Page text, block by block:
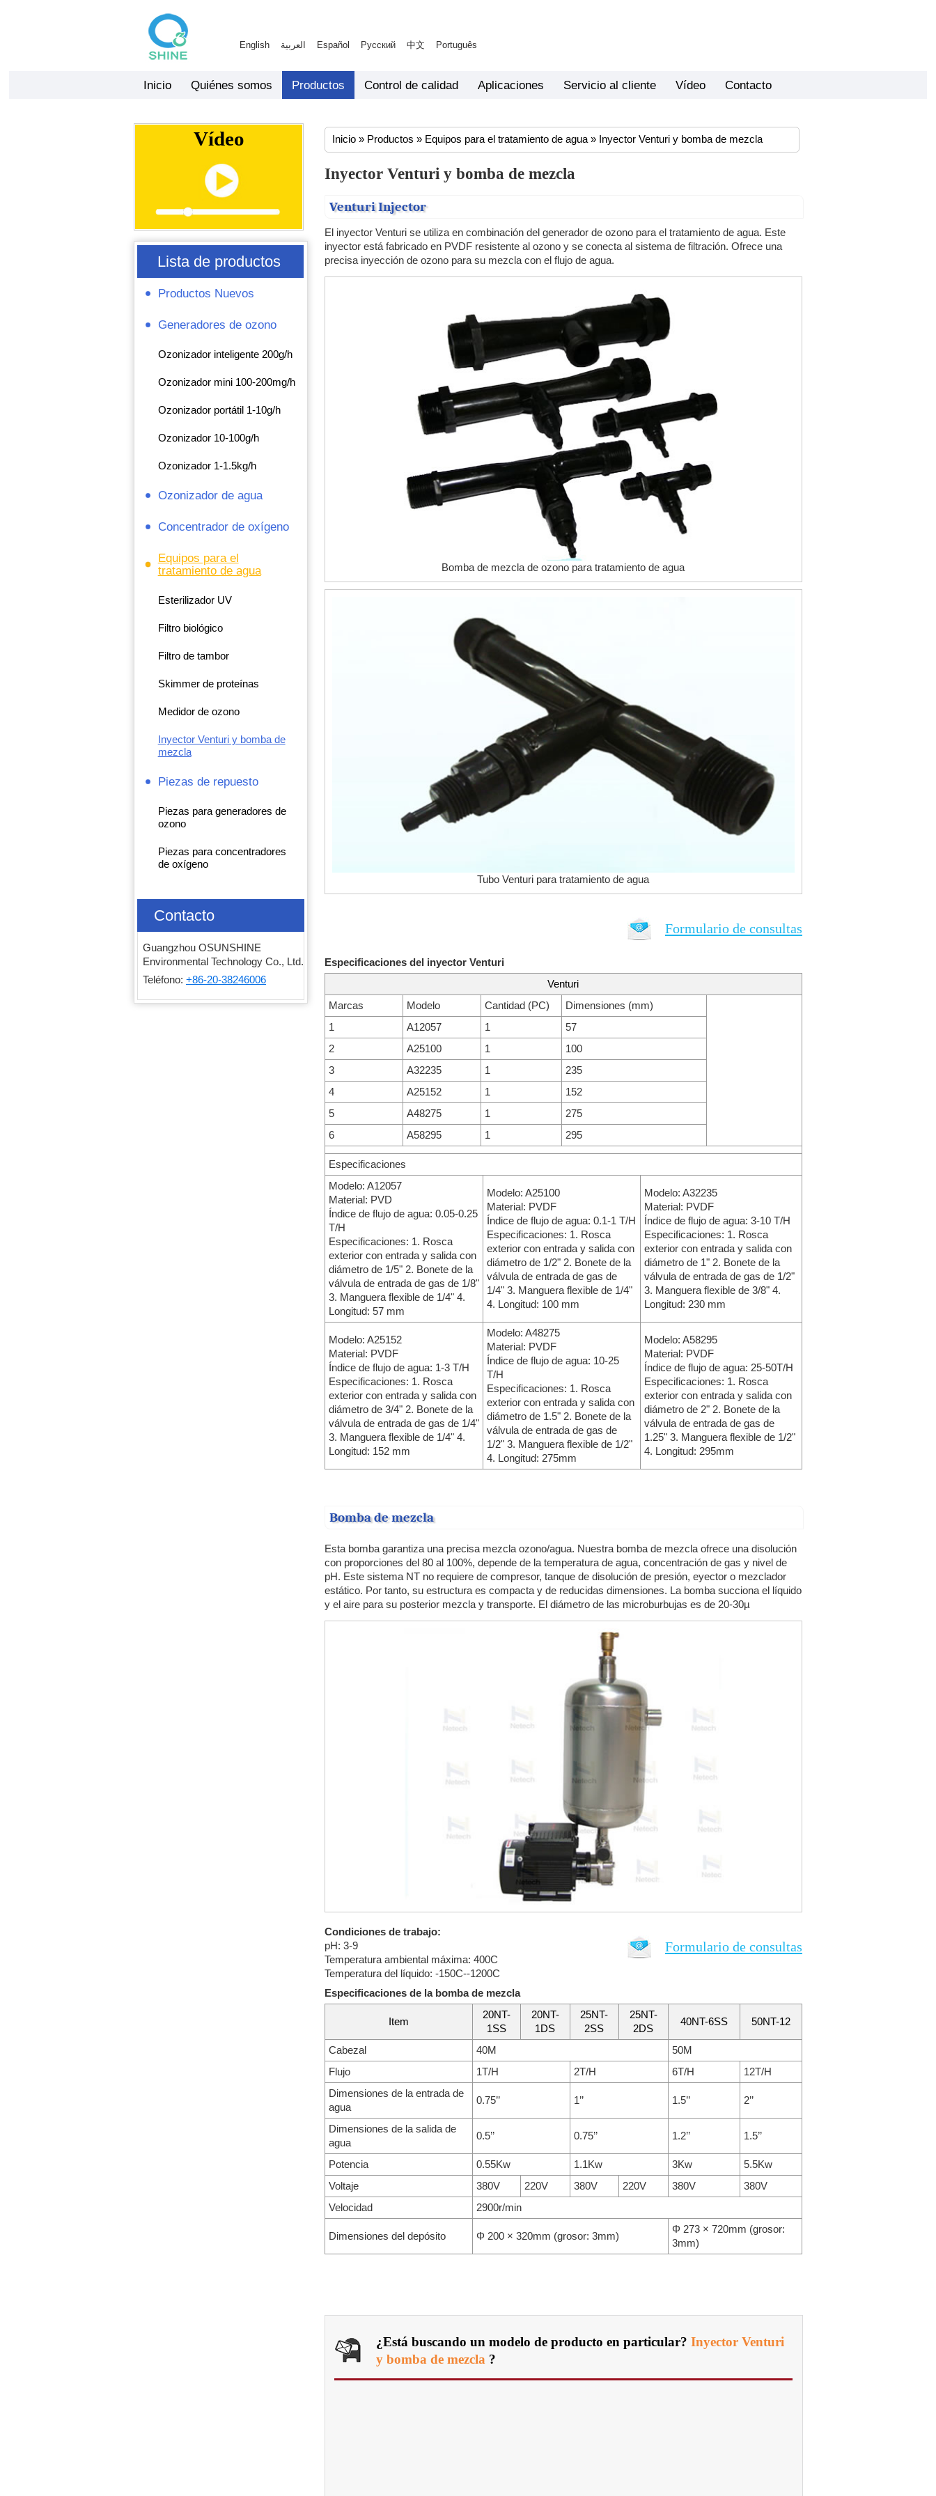
English العربية Español Русский 中文 Português
Inicio Quiénes somos Productos Control de calidad Aplicaciones Servicio al cliente Vídeo Contacto
Vídeo Inicio» Productos » Equipos para el tratamiento de agua» Inyector Venturi y bomba de mezcla
Inyector Venturi y bomba de mezcla
Venturi Injector
El inyector Venturi se utiliza en combinación del generador de ozono para el tratamiento de agua. Este
inyector está fabricado en PVDF resistente al ozono y se conecta al sistema de filtración. Ofrece una
precisa inyección de ozono para su mezcla con el flujo de agua.
Bomba de mezcla de ozono para tratamiento de agua
Tubo Venturi para tratamiento de agua
Formulario de consultas
Especificaciones del inyector Venturi
Venturi
Marcas
Modelo Cantidad (PC)
Dimensiones (mm)
1
A12057 1
57
2
A25100 1
100
3
A32235 1
235
4
A25152 1
152
5
A48275 1
275
6
A58295 1 295
Especificaciones
Modelo: A12057
Material: PVD
Índice de flujo de agua: 0.05-0.25
T/H
Especificaciones: 1. Rosca
exterior con entrada y salida con
diámetro de 1/5" 2. Bonete de la
válvula de entrada de gas de 1/8"
3. Manguera flexible de 1/4" 4.
Longitud: 57 mm
Modelo: A25100
Material: PVDF
Índice de flujo de agua: 0.1-1 T/H
Especificaciones: 1. Rosca
exterior con entrada y salida con
diámetro de 1/2" 2. Bonete de la
válvula de entrada de gas de
1/4" 3. Manguera flexible de 1/4"
4. Longitud: 100 mm
Modelo: A32235
Material: PVDF
Índice de flujo de agua: 3-10 T/H
Especificaciones: 1. Rosca
exterior con entrada y salida con
diámetro de 1" 2. Bonete de la
válvula de entrada de gas de 1/2"
3. Manguera flexible de 3/8" 4.
Longitud: 230 mm
Modelo: A25152
Material: PVDF
Índice de flujo de agua: 1-3 T/H
Especificaciones: 1. Rosca
exterior con entrada y salida con
diámetro de 3/4" 2. Bonete de la
válvula de entrada de gas de 1/4"
3. Manguera flexible de 1/4" 4.
Longitud: 152 mm
Modelo: A48275
Material: PVDF
Índice de flujo de agua: 10-25
T/H
Especificaciones: 1. Rosca
exterior con entrada y salida con
diámetro de 1.5" 2. Bonete de la
válvula de entrada de gas de
1/2" 3. Manguera flexible de 1/2"
4. Longitud: 275mm
Modelo: A58295
Material: PVDF
Índice de flujo de agua: 25-50T/H
Especificaciones: 1. Rosca
exterior con entrada y salida con
diámetro de 2" 2. Bonete de la
válvula de entrada de gas de
1.25" 3. Manguera flexible de 1/2"
4. Longitud: 295mm
Bomba de mezcla
Esta bomba garantiza una precisa mezcla ozono/agua. Nuestra bomba de mezcla ofrece una disolución
con proporciones del 80 al 100%, depende de la temperatura de agua, concentración de gas y nivel de
pH. Este sistema NT no requiere de compresor, tanque de disolución de presión, eyector o mezclador
estático. Por tanto, su estructura es compacta y de reducidas dimensiones. La bomba succiona el líquido
y el aire para su posterior mezcla y transporte. El diámetro de las microburbujas es de 20-30µ
Formulario de consultas
Condiciones de trabajo:
pH: 3-9
Temperatura ambiental máxima: 400C
Temperatura del líquido: -150C--1200C
Especificaciones de la bomba de mezcla
Item
20NT-
1SS
20NT-
1DS
25NT-
2SS
25NT-
2DS
40NT-6SS 50NT-12
Cabezal 40M
50M
Flujo
1T/H 2T/H 6T/H
12T/H
Dimensiones de la entrada de
agua
0.75’’ 1’’ 1.5’’ 2’’
Dimensiones de la salida de
agua
0.5’’ 0.75’’ 1.2’’ 1.5’’
Potencia 0.55Kw 1.1Kw 3Kw
5.5Kw
Voltaje
380V 220V 380V 220V 380V
380V
Velocidad
2900r/min
Dimensiones del depósito Φ 200 × 320mm (grosor: 3mm)
Φ 273 × 720mm (grosor:
3mm)
¿Está buscando un modelo de producto en particular? Inyector Venturi
y bomba de mezcla ?
Lista de productos
Productos Nuevos
Generadores de ozono
Ozonizador inteligente 200g/h
Ozonizador mini 100-200mg/h
Ozonizador portátil 1-10g/h
Ozonizador 10-100g/h
Ozonizador 1-1.5kg/h
Ozonizador de agua
Concentrador de oxígeno
Equipos para el
tratamiento de agua
Esterilizador UV
Filtro biológico
Filtro de tambor
Skimmer de proteínas
Medidor de ozono
Inyector Venturi y bomba de
mezcla
Piezas de repuesto
Piezas para generadores de
ozono
Piezas para concentradores
de oxígeno
Contacto
Guangzhou OSUNSHINE
Environmental Technology Co., Ltd.
Teléfono: +86-20-38246006